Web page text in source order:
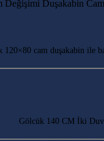
120×80 cam duşakabin ile
Gölcük 140 CM İki